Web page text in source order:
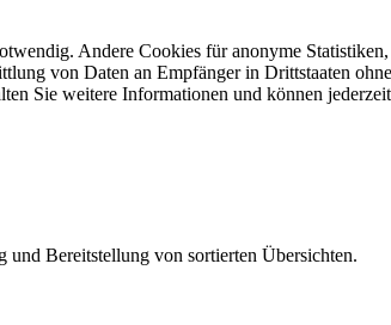
Andere Cookies für anonyme
von Daten an Empfänger in Drittstaaten ohne
Sie weitere Informationen und können
Bereitstellung von sortierten Übersichten.